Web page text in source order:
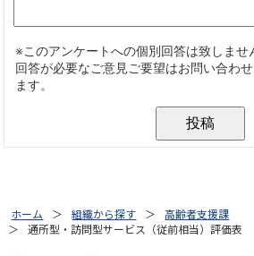
ホーム 組織から探す
高齢者支援課
通所型・訪問型サービス（従前相当）評価表